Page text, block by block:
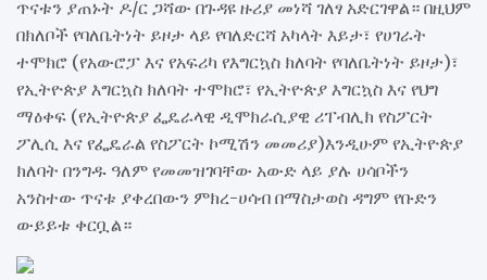
ጥናቱን ያጠኑት ዶ/ር ጋሻው በጉዳዩ ዙሪያ መነሻ ገለፃ አድርገዋል። በዚህም
በክለቦች የባለቤትነት ይዞታ ላይ የባለድርሻ አካላት እይታ፣ የሀገራት
ተሞክሮ (የአውሮፓ እና የአፍሪካ የእግርኳስ ክለባት የባለቤትነት ይዞታ)፣
የኢትዮጵያ እግርኳስ ክለባት ተሞክሮ፣ የኢትዮጵያ እግርኳስ እና የህግ
ማዕቀፍ (የኢትዮጵያ ፌዴራላዊ ዲሞክራሲያዊ ሪፐብሊክ የስፖርት
ፖሊሲ እና የፌዴራል የስፖርት ኮሚሽን መመሪያ)እንዲሁም የኢትዮጵያ
ክለባት በንግዱ ዓለም የመመዝገባቸው አውድ ላይ ያሉ ሀሳቦችን
አንስተው ጥናቱ ያቀረበውን ምክረ-ሀሳብ በማስታወስ ዳግም የቡድን
ውይይቱ ቀርቧል።